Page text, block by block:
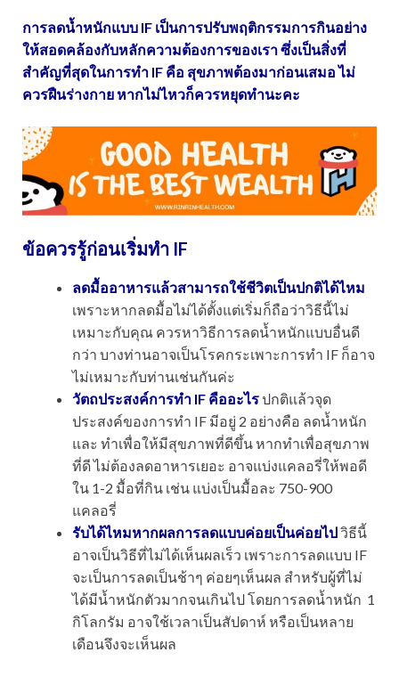
การลดน้ำหนักแบบ IF เป็นการปรับพฤติกรรมการกินอย่าง
ให้สอดคล้องกับหลักความต้องการของเรา ซึ่งเป็นสิ่งที่
สำคัญที่สุดในการทำ IF คือ สุขภาพต้องมาก่อนเสมอ ไม่
ควรฝืนร่างกาย หากไม่ไหวก็ควรหยุดทำนะคะ
ข้อควรรู้ก่อนเริ่มทำ IF
ลดมื้ออาหารแล้วสามารถใช้ชีวิตเป็นปกติได้ไหม
เพราะหากลดมื้อไม่ได้ตั้งแต่เริ่มก็ถือว่าวิธีนี้ไม่
เหมาะกับคุณ ควรหาวิธีการลดน้ำหนักแบบอื่นดี
กว่า บางท่านอาจเป็นโรคกระเพาะการทำ IF ก็อาจ
ไม่เหมาะกับท่านเช่นกันค่ะ
วัตถประสงค์การทำ IF คืออะไรปกติแล้วจุด
ประสงค์ของการทำ IF มีอยู่ 2 อย่างคือ ลดน้ำหนัก
และ ทำเพื่อให้มีสุขภาพที่ดีขึ้น หากทำเพื่อสุขภาพ
ที่ดี ไม่ต้องลดอาหารเยอะ อาจแบ่งแคลอรี่ให้พอดี
ใน 1-2 มื้อที่กิน เช่น แบ่งเป็นมื้อละ 750-900
แคลอรี่
รับได้ไหมหากผลการลดแบบค่อยเป็นค่อยไปวิธีนี้
อาจเป็นวิธีที่ไม่ได้เห็นผลเร็ว เพราะการลดแบบ IF
จะเป็นการลดเป็นช้าๆ ค่อยๆเห็นผล สำหรับผู้ที่ไม่
ได้มีน้ำหนักตัวมากจนเกินไป โดยการลดน้ำหนัก 1
กิโลกรัม อาจใช้เวลาเป็นสัปดาห์ หรือเป็นหลาย
เดือนจึงจะเห็นผล